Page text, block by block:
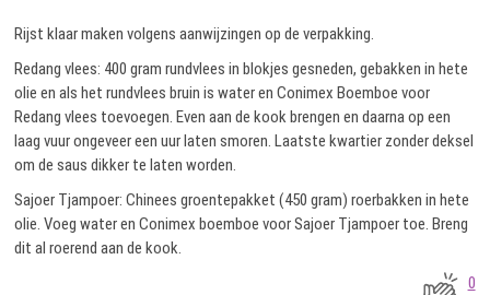
Rijst klaar maken volgens aanwijzingen op de verpakking.
Redang vlees: 400 gram rundvlees in blokjes gesneden, gebakken in hete
olie en als het rundvlees bruin is water en Conimex Boemboe voor
Redang vlees toevoegen. Even aan de kook brengen en daarna op een
laag vuur ongeveer een uur laten smoren. Laatste kwartier zonder deksel
om de saus dikker te laten worden.
Sajoer Tjampoer: Chinees groentepakket (450 gram) roerbakken in hete
olie. Voeg water en Conimex boemboe voor Sajoer Tjampoer toe. Breng
dit al roerend aan de kook.
0